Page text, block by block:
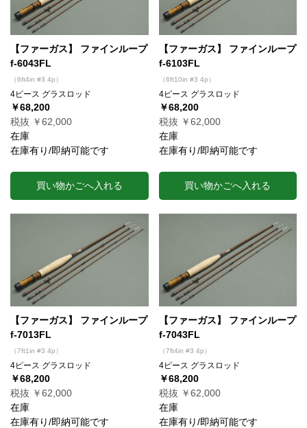
【ファーガス】 ファインループ
f-6043FL
（6ft4in #3 4p）
4ピース グラスロッド
￥68,200
税抜 ￥62,000
在庫
在庫有り/即納可能です
買い物かごへ入れる
【ファーガス】 ファインループ
f-6103FL
（6ft10in #3 4p）
4ピース グラスロッド
￥68,200
税抜 ￥62,000
在庫
在庫有り/即納可能です
買い物かごへ入れる
【ファーガス】 ファインループ
f-7013FL
（7ft1in #3 4p）
4ピース グラスロッド
￥68,200
税抜 ￥62,000
在庫
在庫有り/即納可能です
【ファーガス】 ファインループ
f-7043FL
（7ft4in #3 4p）
4ピース グラスロッド
￥68,200
税抜 ￥62,000
在庫
在庫有り/即納可能です